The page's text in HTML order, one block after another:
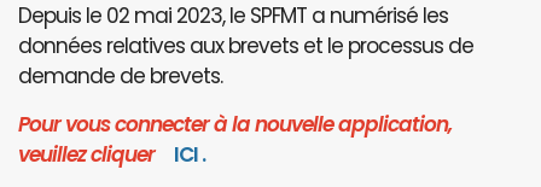
Depuis le 02 mai 2023, le SPFMT a numérisé les
données relatives aux brevets et le processus de
demande de brevets.
Pour vous connecter à la nouvelle application,
veuillez cliquer ICI.